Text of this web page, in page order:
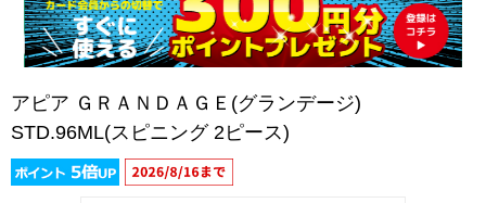
アピア ＧＲＡＮＤＡＧＥ(グランデージ)
STD.96ML(スピニング 2ピース)